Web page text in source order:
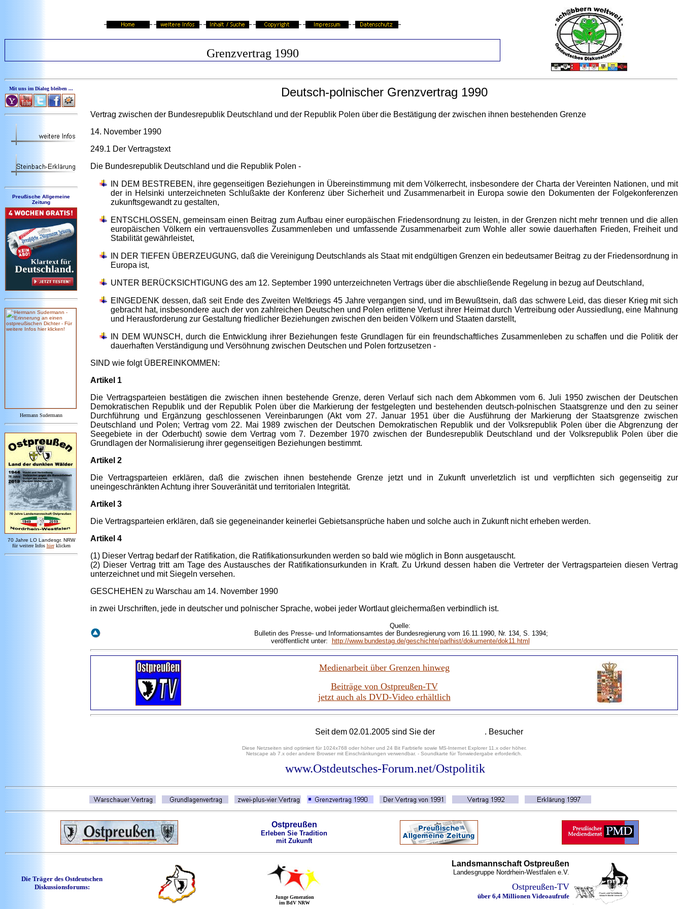
Grenzvertrag 1990
Mit uns im Dialog bleiben ...
Preußische Allgemeine
Zeitung
Hermann Sudermann
70 Jahre LO Landesgr. NRW
für weitere Infos hier klicken
Deutsch-polnischer Grenzvertrag 1990
Vertrag zwischen der Bundesrepublik Deutschland und der Republik Polen über die Bestätigung der zwischen ihnen bestehenden Grenze
14. November 1990
249.1 Der Vertragstext
Die Bundesrepublik Deutschland und die Republik Polen -
IN DEM BESTREBEN, ihre gegenseitigen Beziehungen in Übereinstimmung mit dem Völkerrecht, insbesondere der Charta der Vereinten Nationen, und mit
der in Helsinki unterzeichneten Schlußakte der Konferenz über Sicherheit und Zusammenarbeit in Europa sowie den Dokumenten der Folgekonferenzen
zukunftsgewandt zu gestalten,
ENTSCHLOSSEN, gemeinsam einen Beitrag zum Aufbau einer europäischen Friedensordnung zu leisten, in der Grenzen nicht mehr trennen und die allen
europäischen Völkern ein vertrauensvolles Zusammenleben und umfassende Zusammenarbeit zum Wohle aller sowie dauerhaften Frieden, Freiheit und
Stabilität gewährleistet,
IN DER TIEFEN ÜBERZEUGUNG, daß die Vereinigung Deutschlands als Staat mit endgültigen Grenzen ein bedeutsamer Beitrag zu der Friedensordnung in
Europa ist,
UNTER BERÜCKSICHTIGUNG des am 12. September 1990 unterzeichneten Vertrags über die abschließende Regelung in bezug auf Deutschland,
EINGEDENK dessen, daß seit Ende des Zweiten Weltkriegs 45 Jahre vergangen sind, und im Bewußtsein, daß das schwere Leid, das dieser Krieg mit sich
gebracht hat, insbesondere auch der von zahlreichen Deutschen und Polen erlittene Verlust ihrer Heimat durch Vertreibung oder Aussiedlung, eine Mahnung
und Herausforderung zur Gestaltung friedlicher Beziehungen zwischen den beiden Völkern und Staaten darstellt,
IN DEM WUNSCH, durch die Entwicklung ihrer Beziehungen feste Grundlagen für ein freundschaftliches Zusammenleben zu schaffen und die Politik der
dauerhaften Verständigung und Versöhnung zwischen Deutschen und Polen fortzusetzen -
SIND wie folgt ÜBEREINKOMMEN:
Artikel 1
Die Vertragsparteien bestätigen die zwischen ihnen bestehende Grenze, deren Verlauf sich nach dem Abkommen vom 6. Juli 1950 zwischen der Deutschen
Demokratischen Republik und der Republik Polen über die Markierung der festgelegten und bestehenden deutsch-polnischen Staatsgrenze und den zu seiner
Durchführung und Ergänzung geschlossenen Vereinbarungen (Akt vom 27. Januar 1951 über die Ausführung der Markierung der Staatsgrenze zwischen
Deutschland und Polen; Vertrag vom 22. Mai 1989 zwischen der Deutschen Demokratischen Republik und der Volksrepublik Polen über die Abgrenzung der
Seegebiete in der Oderbucht) sowie dem Vertrag vom 7. Dezember 1970 zwischen der Bundesrepublik Deutschland und der Volksrepublik Polen über die
Grundlagen der Normalisierung ihrer gegenseitigen Beziehungen bestimmt.
Artikel 2
Die Vertragsparteien erklären, daß die zwischen ihnen bestehende Grenze jetzt und in Zukunft unverletzlich ist und verpflichten sich gegenseitig zur
uneingeschränkten Achtung ihrer Souveränität und territorialen Integrität.
Artikel 3
Die Vertragsparteien erklären, daß sie gegeneinander keinerlei Gebietsansprüche haben und solche auch in Zukunft nicht erheben werden.
Artikel 4
(1) Dieser Vertrag bedarf der Ratifikation, die Ratifikationsurkunden werden so bald wie möglich in Bonn ausgetauscht.
(2) Dieser Vertrag tritt am Tage des Austausches der Ratifikationsurkunden in Kraft. Zu Urkund dessen haben die Vertreter der Vertragsparteien diesen Vertrag
unterzeichnet und mit Siegeln versehen.
GESCHEHEN zu Warschau am 14. November 1990
in zwei Urschriften, jede in deutscher und polnischer Sprache, wobei jeder Wortlaut gleichermaßen verbindlich ist.
Quelle:
Bulletin des Presse- und Informationsamtes der Bundesregierung vom 16.11.1990, Nr. 134, S. 1394;
veröffentlicht unter:
http://www.bundestag.de/geschichte/parlhist/dokumente/dok11.html
Medienarbeit über Grenzen hinweg
Beiträge von Ostpreußen-TV
jetzt auch als DVD-Video erhältlich
Seit dem 02.01.2005 sind Sie der . Besucher
Diese Netzseiten sind optimiert für 1024x768 oder höher und 24 Bit Farbtiefe sowie MS-Internet Explorer 11.x oder höher.
Netscape ab 7.x oder andere Browser mit Einschränkungen verwendbar. - Soundkarte für Tonwiedergabe erforderlich.
www.Ostdeutsches-Forum.net/Ostpolitik
Ostpreußen
Erleben Sie Tradition
mit Zukunft
Die Träger des Ostdeutschen
Diskussionsforums:
Junge Generation
im BdV NRW
Landsmannschaft Ostpreußen
Landesgruppe Nordrhein-Westfalen e.V.
Ostpreußen-TV
über 6,4 Millionen Videoaufrufe